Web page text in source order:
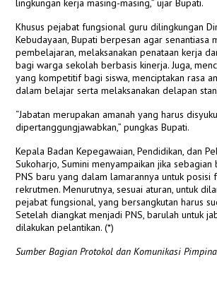
lingkungan kerja masing-masing,” ujar Bupati.
Khusus pejabat fungsional guru dilingkungan
Kebudayaan, Bupati berpesan agar senantiasa
pembelajaran, melaksanakan penataan kerja
bagi warga sekolah berbasis kinerja. Juga,
yang kompetitif bagi siswa, menciptakan rasa
dalam belajar serta melaksanakan delapan
“Jabatan merupakan amanah yang harus
dipertanggungjawabkan,” pungkas Bupati.
Kepala Badan Kepegawaian, Pendidikan, dan
Sukoharjo, Sumini menyampaikan jika sebagian
PNS baru yang dalam lamarannya untuk posisi
rekrutmen. Menurutnya, sesuai aturan, untuk
pejabat fungsional, yang bersangkutan harus
Setelah diangkat menjadi PNS, barulah untuk
dilakukan pelantikan. (*)
Sumber Bagian Protokol dan Komunikasi